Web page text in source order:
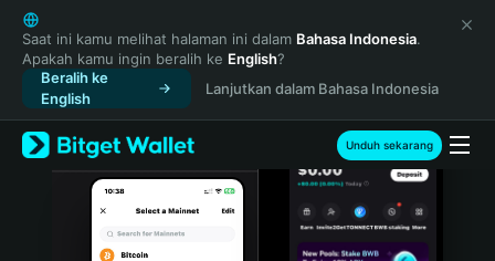
English
日本語
Tiếng Việt
Русский
Español (Latinoamérica)
Türkçe
Italiano
Saat ini kamu melihat halaman ini dalam Bahasa Indonesia.
Apakah kamu ingin beralih ke English?
Beralih ke
English
Lanjutkan dalam Bahasa Indonesia
Unduh sekarang